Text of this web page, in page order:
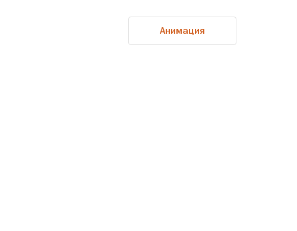
Анимация